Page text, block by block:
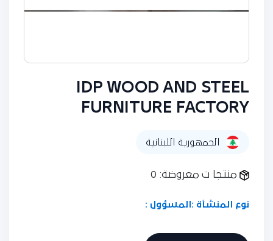
IDP WOOD AND STEEL
FURNITURE FACTORY
الجمهورية اللبنانية
منتجا ت معروضة: 0
نوع المنشأة : المسؤول :